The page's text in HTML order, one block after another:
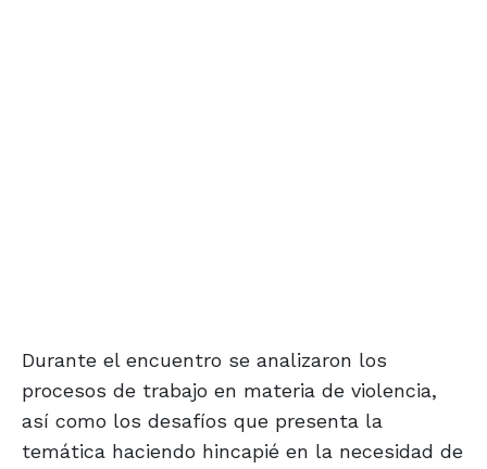
Durante el encuentro se analizaron los
procesos de trabajo en materia de violencia,
así como los desafíos que presenta la
temática haciendo hincapié en la necesidad de